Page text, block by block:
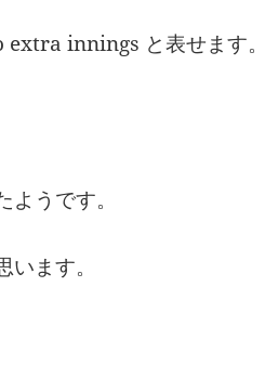
innings と表せます。
うです。
ます。